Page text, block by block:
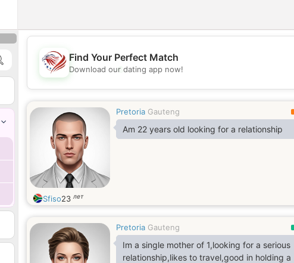
💕
Find Your Perfect Match
Download our dating app now!
Pretoria Gauteng
Am 22 years old looking for a relationship
Sfiso23 лет
Pretoria Gauteng
Im a single mother of 1,looking for a serious
relationship,likes to travel,good in holding a